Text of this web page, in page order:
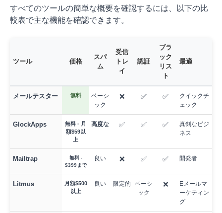
すべてのツールの簡単な概要を確認するには、以下の比
較表で主な機能を確認できます。
ツール 価格
スパ
ム
受信
トレ
イ
認証
ブラ
ック
リス
ト
最適
メールテスター 無料
ベーシ
ック
❌ ✅ ✅
クイックチ
ェック
GlockApps
無料 - 月
額$59以
上
高度な ✅ ✅ ✅
真剣なビジ
ネス
Mailtrap
無料 -
$399まで
良い ❌ ✅ ✅ 開発者
Litmus
月額$500
以上
良い 限定的
ベーシ
ック
❌
Eメールマ
ーケティン
グ